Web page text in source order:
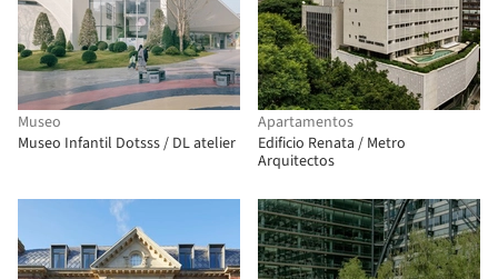
Museo
Museo Infantil Dotsss / DL atelier
Apartamentos
Edificio Renata / Metro
Arquitectos